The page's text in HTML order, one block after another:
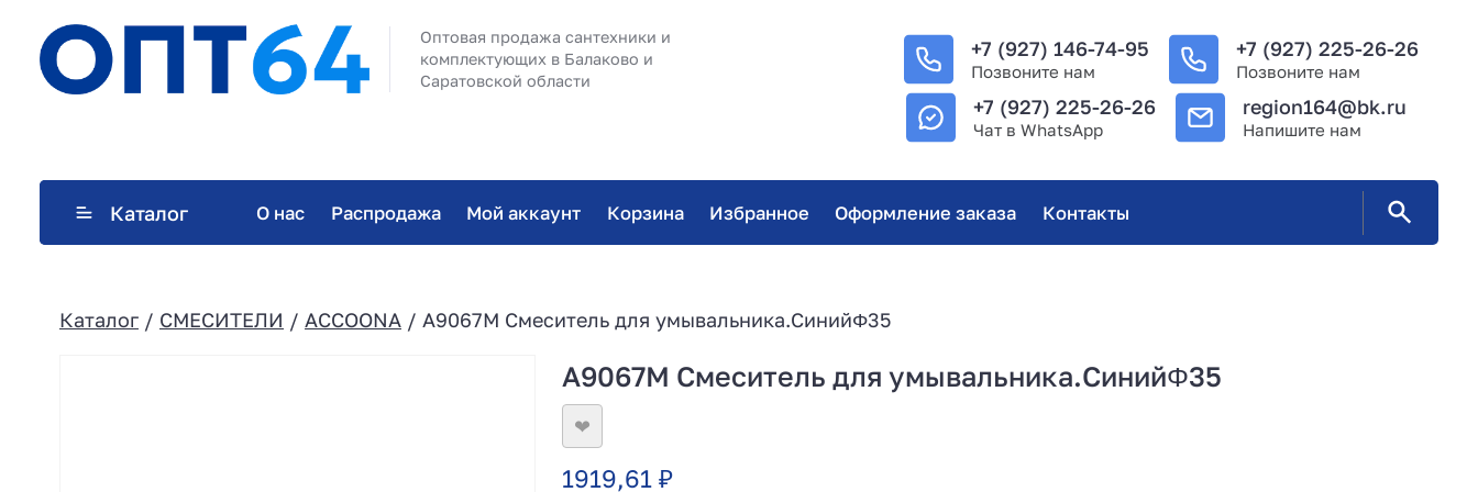
Оптовая продажа сантехники и
комплектующих в Балаково и
Саратовской области
+7 (927) 146-74-95
Позвоните нам
+7 (927) 225-26-26
Позвоните нам
+7 (927) 225-26-26
Чат в WhatsApp
region164@bk.ru
Напишите нам
Каталог О нас Распродажа Мой аккаунт Корзина Избранное Оформление заказа Контакты
Каталог / СМЕСИТЕЛИ / ACCOONA / A9067M Смеситель для умывальника.СинийΦ35
A9067M Смеситель для умывальника.СинийΦ35
❤
1919,61₽